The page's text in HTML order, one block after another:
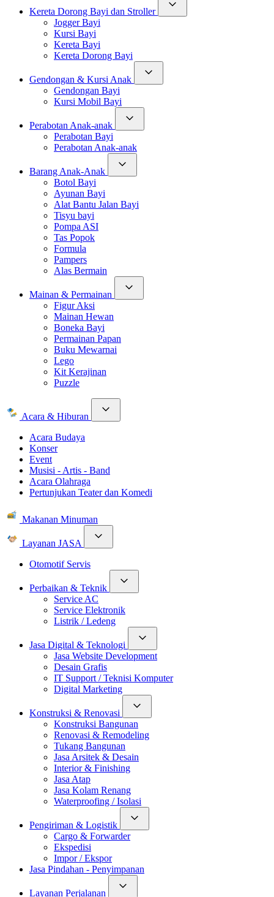
Kereta Dorong Bayi dan Stroller
Jogger Bayi
Kursi Bayi
Kereta Bayi
Kereta Dorong Bayi
Gendongan & Kursi Anak
Gendongan Bayi
Kursi Mobil Bayi
Perabotan Anak-anak
Perabotan Bayi
Perabotan Anak-anak
Barang Anak-Anak
Botol Bayi
Ayunan Bayi
Alat Bantu Jalan Bayi
Tisyu bayi
Pompa ASI
Tas Popok
Formula
Pampers
Alas Bermain
Mainan & Permainan
Figur Aksi
Mainan Hewan
Boneka Bayi
Permainan Papan
Buku Mewarnai
Lego
Kit Kerajinan
Puzzle
Acara & Hiburan
Acara Budaya
Konser
Event
Musisi - Artis - Band
Acara Olahraga
Pertunjukan Teater dan Komedi
Makanan Minuman
Layanan JASA
Otomotif Servis
Perbaikan & Teknik
Service AC
Service Elektronik
Listrik / Ledeng
Jasa Digital & Teknologi
Jasa Website Development
Desain Grafis
IT Support / Teknisi Komputer
Digital Marketing
Konstruksi & Renovasi
Konstruksi Bangunan
Renovasi & Remodeling
Tukang Bangunan
Jasa Arsitek & Desain
Interior & Finishing
Jasa Atap
Jasa Kolam Renang
Waterproofing / Isolasi
Pengiriman & Logistik
Cargo & Forwarder
Ekspedisi
Impor / Ekspor
Jasa Pindahan - Penyimpanan
Layanan Perjalanan